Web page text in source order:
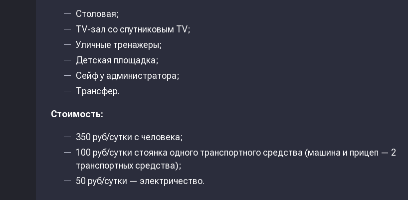
Столовая;
TV-зал со спутниковым TV;
Уличные тренажеры;
Детская площадка;
Сейф у администратора;
Трансфер.
Стоимость:
350 руб/сутки с человека;
100 руб/сутки стоянка одного транспортного средства (машина и прицеп — 2
транспортных средства);
50 руб/сутки — электричество.